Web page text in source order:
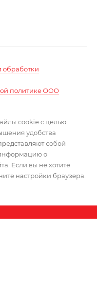
обработки
политике ООО
cookie с целью
удобства
собой
о
Если вы не хотите
настройки браузера.